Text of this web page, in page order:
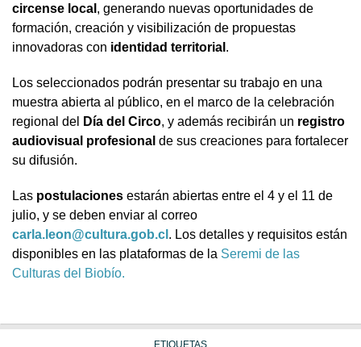
circense local , generando nuevas oportunidades de
formación, creación y visibilización de propuestas
innovadoras con identidad territorial .
Los seleccionados podrán presentar su trabajo en una
muestra abierta al público, en el marco de la celebración
regional del
Día del Circo, y además recibirán un registro
audiovisual profesional de sus creaciones para fortalecer
su difusión.
Las postulaciones estarán abiertas entre el 4 y el 11 de
julio, y se deben enviar al correo
carla.leon@cultura.gob.cl . Los detalles y requisitos están
disponibles en las plataformas de la Seremi de las
Culturas del Biobío.
ETIQUETAS